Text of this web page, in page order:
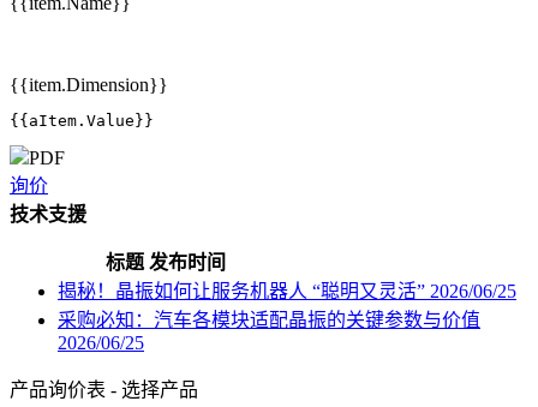
{{item.Dimension}}
{{aItem.Value}}
PDF
询价
技术支援
标题 发布时间
揭秘！晶振如何让服务机器人 “聪明又灵活” 2026/06/25
采购必知：汽车各模块适配晶振的关键参数与价值
2026/06/25
产品询价表 - 选择产品